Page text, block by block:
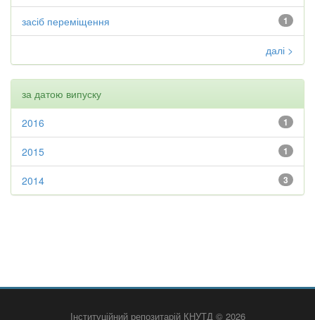
1
засіб переміщення
далі >
за датою випуску
1
2016
1
2015
3
2014
Інституційний репозитарій КНУТД © 2026